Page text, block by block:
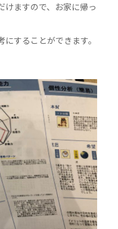
けますので、お家に帰っ
することができます。